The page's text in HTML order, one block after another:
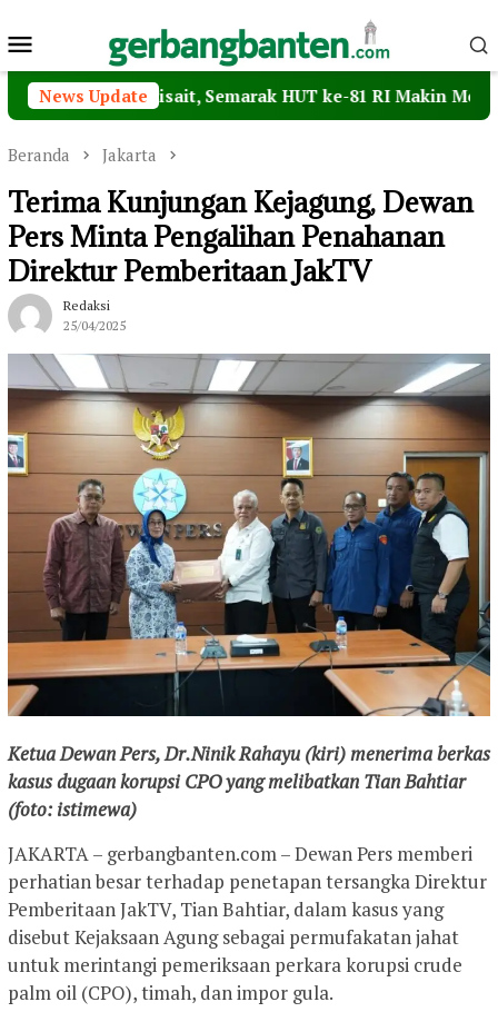
ke
Menu
Mobile
News Update
Desa Cisait, Semarak HUT ke-81 RI Makin Meriah
Beranda Jakarta
Terima Kunjungan Kejagung, Dewan
Pers Minta Pengalihan Penahanan
Direktur Pemberitaan JakTV
Redaksi
25/04/2025
Ketua Dewan Pers, Dr.Ninik Rahayu (kiri) menerima berkas
kasus dugaan korupsi CPO yang melibatkan Tian Bahtiar
(foto: istimewa)
JAKARTA – gerbangbanten.com – Dewan Pers memberi
perhatian besar terhadap penetapan tersangka Direktur
Pemberitaan JakTV, Tian Bahtiar, dalam kasus yang
disebut Kejaksaan Agung sebagai permufakatan jahat
untuk merintangi pemeriksaan perkara korupsi crude
palm oil (CPO), timah, dan impor gula.